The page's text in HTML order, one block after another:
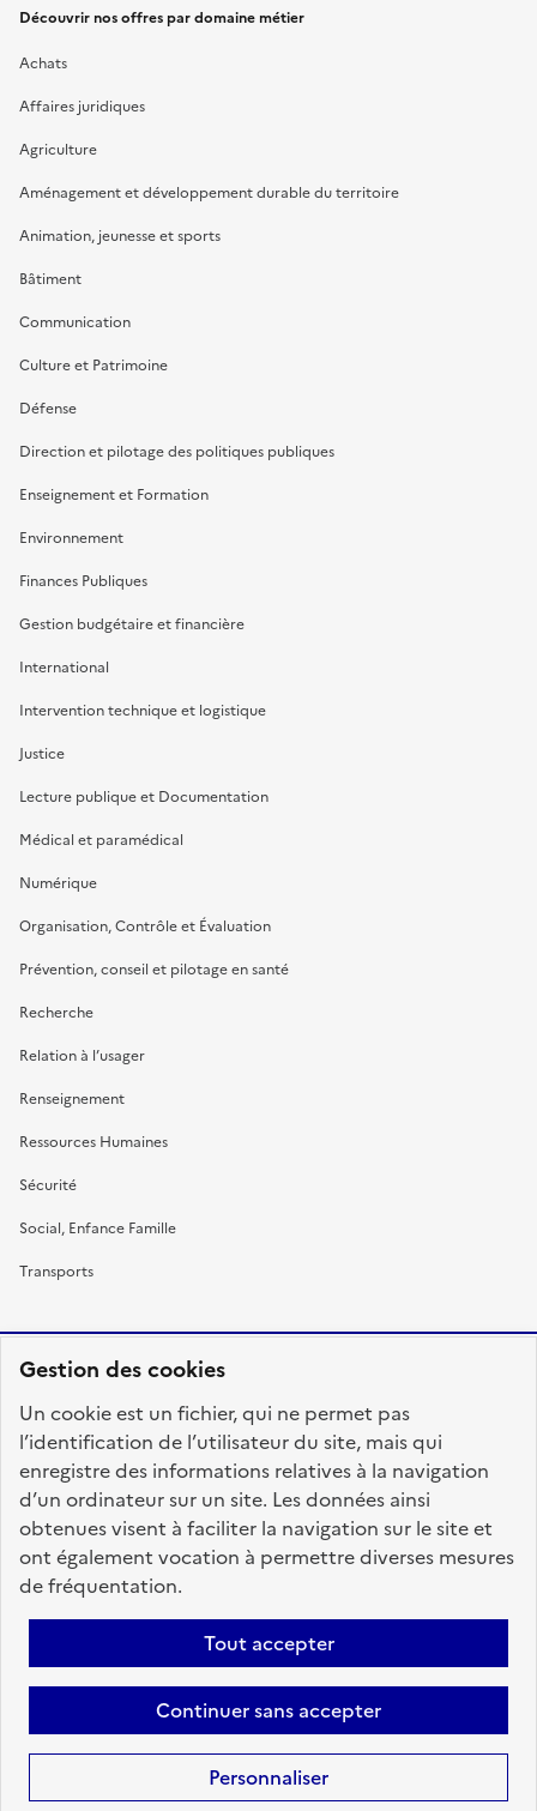
Gestion des cookies
Un cookie est un fichier, qui ne permet pas
l’identification de l’utilisateur du site, mais qui
enregistre des informations relatives à la navigation
d’un ordinateur sur un site. Les données ainsi
obtenues visent à faciliter la navigation sur le site et
ont également vocation à permettre diverses mesures
de fréquentation.
Tout accepter
Continuer sans accepter
Personnaliser
Découvrir nos offres par domaine métier
Achats
Affaires juridiques
Agriculture
Aménagement et développement durable du territoire
Animation, jeunesse et sports
Bâtiment
Communication
Culture et Patrimoine
Défense
Direction et pilotage des politiques publiques
Enseignement et Formation
Environnement
Finances Publiques
Gestion budgétaire et financière
International
Intervention technique et logistique
Justice
Lecture publique et Documentation
Médical et paramédical
Numérique
Organisation, Contrôle et Évaluation
Prévention, conseil et pilotage en santé
Recherche
Relation à l’usager
Renseignement
Ressources Humaines
Sécurité
Social, Enfance Famille
Transports
FRANÇAISE
fonction-publique.gouv.fr
legifrance.gouv.fr
gouvernement.fr
Accessibilité : totalement conforme
Personnaliser les cookies
Mentions légales Contact
candidats
Sauf mention contraire, tous les textes de ce site sont sous